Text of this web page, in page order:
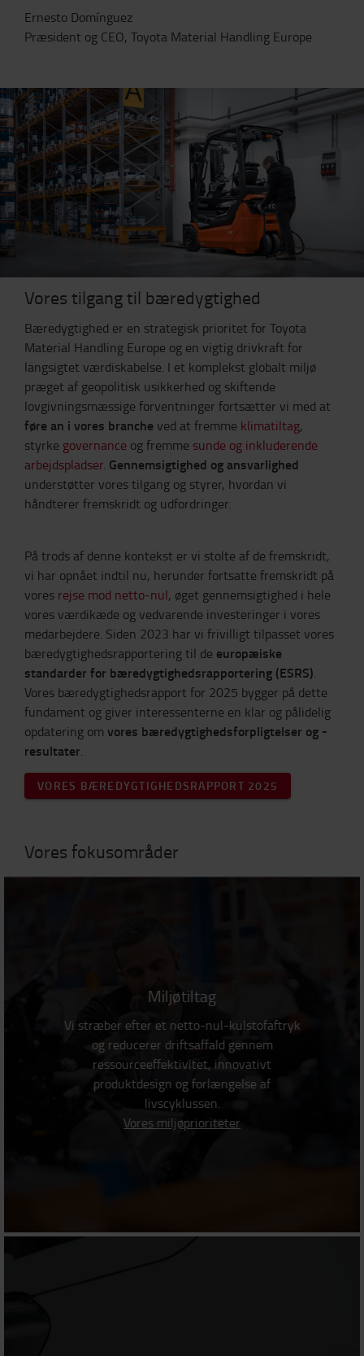
Ernesto Domínguez
Præsident og CEO, Toyota Material Handling Europe
Vores tilgang til bæredygtighed
Bæredygtighed er en strategisk prioritet for Toyota
Material Handling Europe og en vigtig drivkraft for
langsigtet værdiskabelse. I et komplekst globalt miljø
præget af geopolitisk usikkerhed og skiftende
lovgivningsmæssige forventninger fortsætter vi med at
føre an i vores brancheved at fremme klimatiltag,
styrke governance og fremme sunde og inkluderende
arbejdspladser. Gennemsigtighed og ansvarlighed
understøtter vores tilgang og styrer, hvordan vi
håndterer fremskridt og udfordringer.
På trods af denne kontekst er vi stolte af de fremskridt,
vi har opnået indtil nu, herunder fortsatte fremskridt på
vores rejse mod netto-nul, øget gennemsigtighed i hele
vores værdikæde og vedvarende investeringer i vores
medarbejdere. Siden 2023 har vi frivilligt tilpasset vores
bæredygtighedsrapportering til de europæiske
standarder for bæredygtighedsrapportering (ESRS).
Vores bæredygtighedsrapport for 2025 bygger på dette
fundament og giver interessenterne en klar og pålidelig
opdatering om vores bæredygtighedsforpligtelser og -
resultater.
VORES BÆREDYGTIGHEDSRAPPORT 2025
Vores fokusområder
Miljøtiltag
Vi stræber efter et netto-nul-kulstofaftryk
og reducerer driftsaffald gennem
ressourceeffektivitet, innovativt
produktdesign og forlængelse af
livscyklussen.
Vores miljøprioriteter